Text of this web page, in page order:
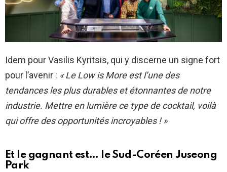
Idem pour Vasilis Kyritsis, qui y discerne un signe fort
pour l’avenir : « Le Low is More est l’une des
tendances les plus durables et étonnantes de notre
industrie. Mettre en lumière ce type de cocktail, voilà
qui offre des opportunités incroyables ! »
Et le gagnant est… le Sud-Coréen Juseong
Park